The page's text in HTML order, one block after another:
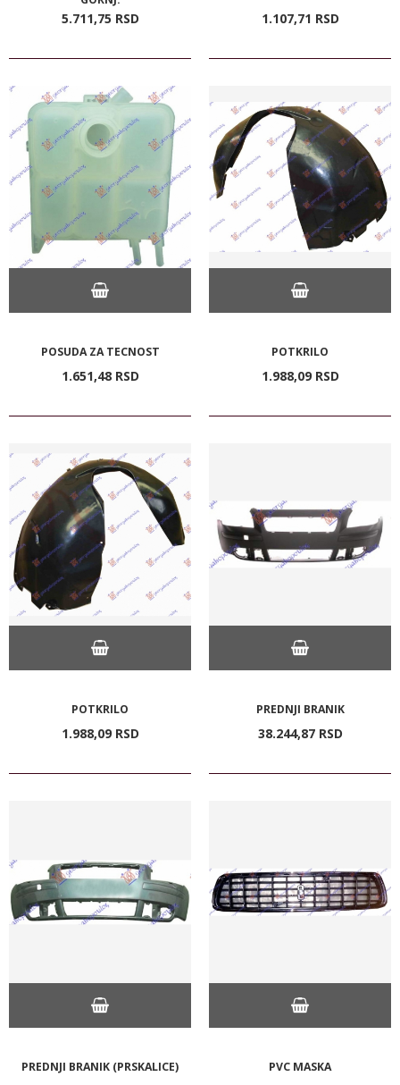
5.711,75 RSD 1.107,71 RSD
POSUDA ZA TECNOST
1.651,48 RSD
POTKRILO
1.988,09 RSD
POTKRILO
1.988,09 RSD
PREDNJI BRANIK
38.244,87 RSD
PREDNJI BRANIK (PRSKALICE) PVC MASKA